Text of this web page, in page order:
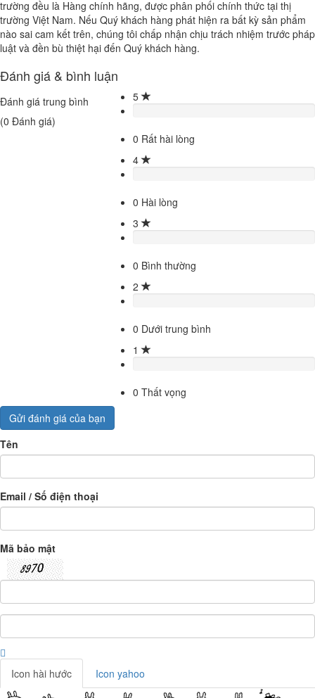
trường đều là Hàng chính hãng, được phân phối chính thức tại thị
trường Việt Nam. Nếu Quý khách hàng phát hiện ra bất kỳ sản phẩm
nào sai cam kết trên, chúng tôi chấp nhận chịu trách nhiệm trước pháp
luật và đền bù thiệt hại đến Quý khách hàng.
Đánh giá & bình luận
Đánh giá trung bình
(0 Đánh giá)
5
0 Rất hài lòng
4
0 Hài lòng
3
0 Bình thường
2
0 Dưới trung bình
1
0 Thất vọng
Gửi đánh giá của bạn
Tên
Email / Số điện thoại
Mã bảo mật
Icon hài hước Icon yahoo